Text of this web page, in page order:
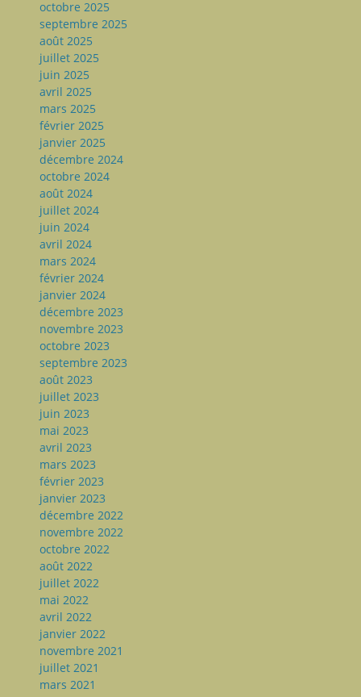
octobre 2025
septembre 2025
août 2025
juillet 2025
juin 2025
avril 2025
mars 2025
février 2025
janvier 2025
décembre 2024
octobre 2024
août 2024
juillet 2024
juin 2024
avril 2024
mars 2024
février 2024
janvier 2024
décembre 2023
novembre 2023
octobre 2023
septembre 2023
août 2023
juillet 2023
juin 2023
mai 2023
avril 2023
mars 2023
février 2023
janvier 2023
décembre 2022
novembre 2022
octobre 2022
août 2022
juillet 2022
mai 2022
avril 2022
janvier 2022
novembre 2021
juillet 2021
mars 2021